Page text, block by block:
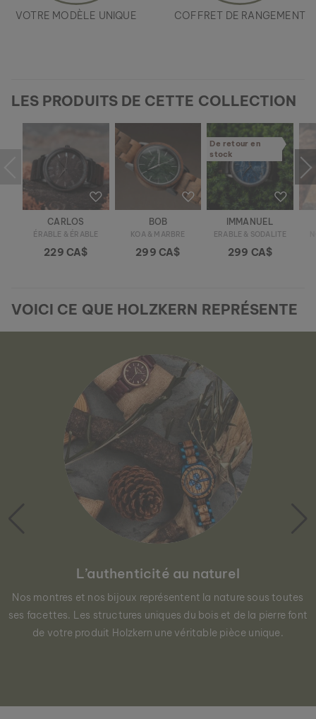
VOTRE MODÈLE UNIQUE COFFRET DE RANGEMENT
LES PRODUITS DE CETTE COLLECTION
CARLOS
ÉRABLE & ÉRABLE
229 CA$
BOB
KOA & MARBRE
299 CA$
De retour en
stock
IMMANUEL
ERABLE & SODALITE
299 CA$
VOICI CE QUE HOLZKERN REPRÉSENTE
L’authenticité au naturel
Nos montres et nos bijoux représentent la nature sous toutes
ses facettes. Les structures uniques du bois et de la pierre font
de votre produit Holzkern une véritable pièce unique.